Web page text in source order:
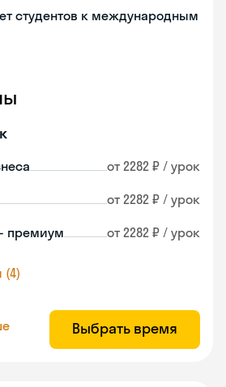
студентов к международным
от 2282 ₽ / урок
от 2282 ₽ / урок
премиум от 2282 ₽ / урок
(4)
Выбрать время